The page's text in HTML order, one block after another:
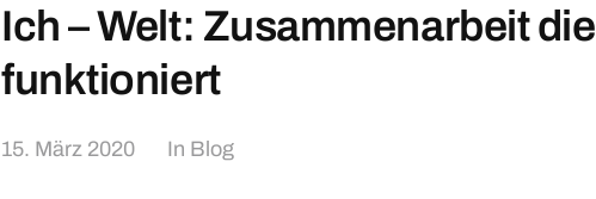
Ich – Welt: Zusammenarbeit die
funktioniert
15. März 2020 In Blog